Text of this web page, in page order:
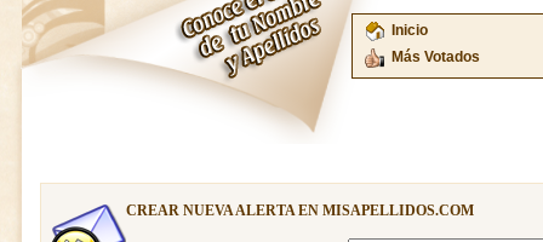
Inicio
Más Votados
CREAR NUEVA ALERTA EN MISAPELLIDOS.COM